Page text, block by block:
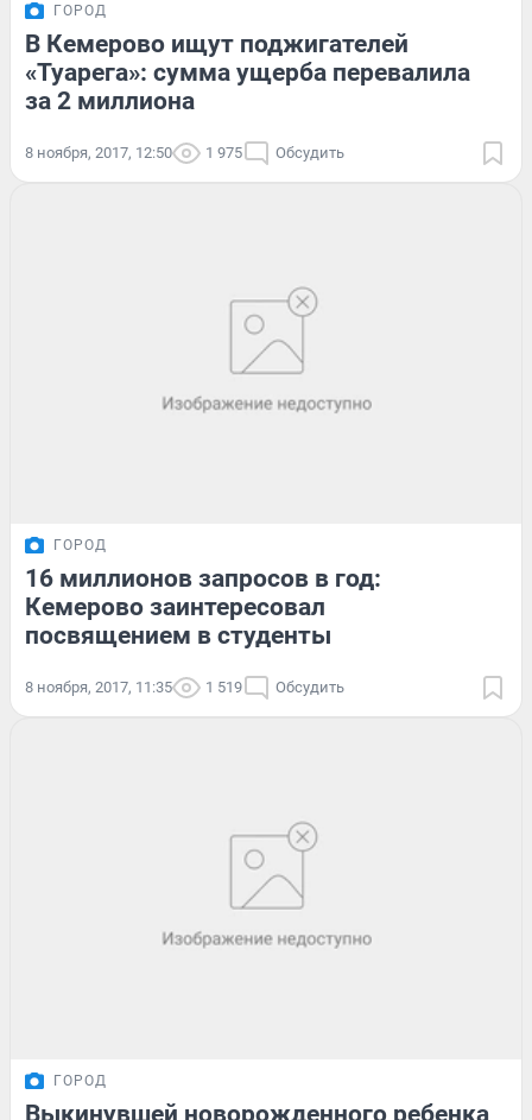
ГОРОД
В Кемерово ищут поджигателей
«Туарега»: сумма ущерба перевалила
за 2 миллиона
8 ноября, 2017, 12:50 1 975 Обсудить
ГОРОД
16 миллионов запросов в год:
Кемерово заинтересовал
посвящением в студенты
8 ноября, 2017, 11:35 1 519 Обсудить
ГОРОД
Выкинувшей новорожденного ребенка